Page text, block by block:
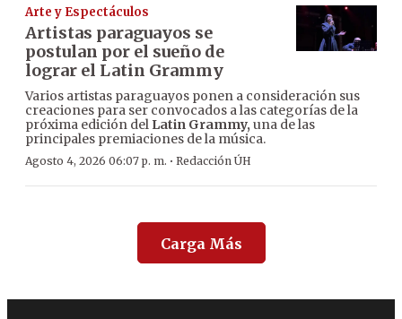
Arte y Espectáculos
Artistas paraguayos se
postulan por el sueño de
lograr el Latin Grammy
Varios artistas paraguayos ponen a consideración sus
creaciones para ser convocados a las categorías de la
próxima edición del Latin Grammy, una de las
principales premiaciones de la música.
Agosto 4, 2026 06:07 p. m. · Redacción ÚH
Carga Más